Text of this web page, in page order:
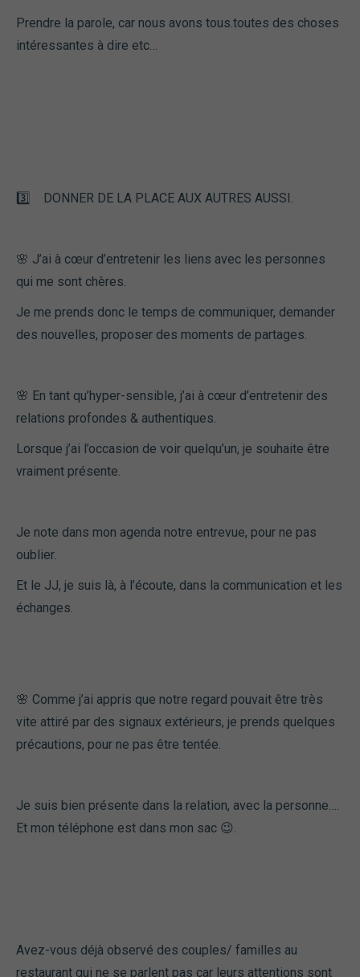
Prendre la parole, car nous avons tous.toutes des choses
intéressantes à dire etc…
3️⃣ DONNER DE LA PLACE AUX AUTRES AUSSI.
🌸 J’ai à cœur d’entretenir les liens avec les personnes
qui me sont chères.
Je me prends donc le temps de communiquer, demander
des nouvelles, proposer des moments de partages.
🌸 En tant qu’hyper-sensible, j’ai à cœur d’entretenir des
relations profondes & authentiques.
Lorsque j’ai l’occasion de voir quelqu’un, je souhaite être
vraiment présente.
Je note dans mon agenda notre entrevue, pour ne pas
oublier.
Et le JJ, je suis là, à l’écoute, dans la communication et les
échanges.
🌸 Comme j’ai appris que notre regard pouvait être très
vite attiré par des signaux extérieurs, je prends quelques
précautions, pour ne pas être tentée.
Je suis bien présente dans la relation, avec la personne….
Et mon téléphone est dans mon sac 😉.
Avez-vous déjà observé des couples/ familles au
restaurant qui ne se parlent pas car leurs attentions sont